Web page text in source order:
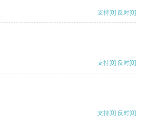
支持[0] 反对[0]
支持[0] 反对[0]
支持[0] 反对[0]